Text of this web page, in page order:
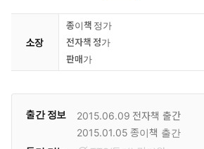
소장
종이책 정가
전자책 정가
판매가
출간 정보 2015.06.09 전자책 출간
2015.01.05 종이책 출간